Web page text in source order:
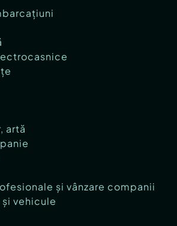
artă
și vânzare companii
vehicule